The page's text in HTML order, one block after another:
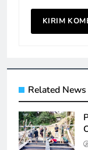
Related News